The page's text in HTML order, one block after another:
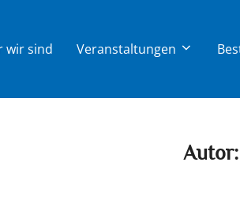
wir sind Veranstaltungen